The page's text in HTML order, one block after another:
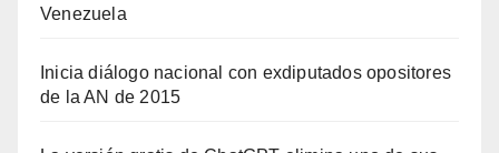
Venezuela
Inicia diálogo nacional con exdiputados opositores
de la AN de 2015